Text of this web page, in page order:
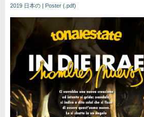
2019 日本の | Poster (.pdf)